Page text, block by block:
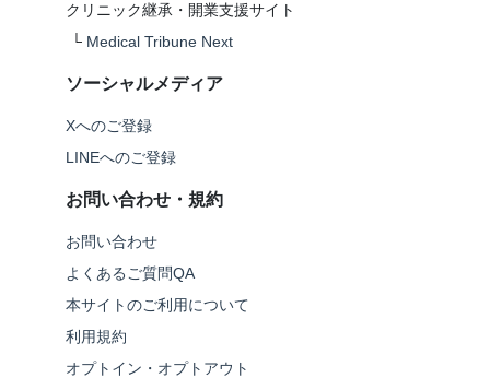
クリニック継承・開業支援サイト
└ Medical Tribune Next
ソーシャルメディア
Xへのご登録
LINEへのご登録
お問い合わせ・規約
お問い合わせ
よくあるご質問QA
本サイトのご利用について
利用規約
オプトイン・オプトアウト